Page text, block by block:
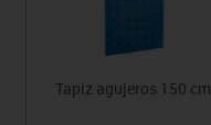
Tapiz agujeros 150 cm